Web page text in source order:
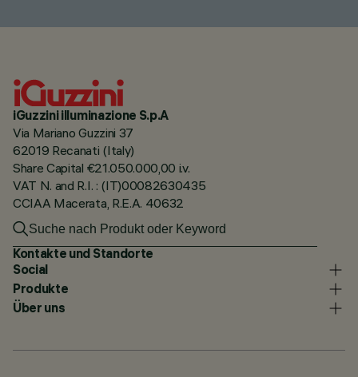
iGuzzini illuminazione S.p.A
Via Mariano Guzzini 37
62019 Recanati (Italy)
Share Capital €21.050.000,00 i.v.
VAT N. and R.I. : (IT)00082630435
CCIAA Macerata, R.E.A. 40632
Kontakte und Standorte
Social
Produkte
Über uns